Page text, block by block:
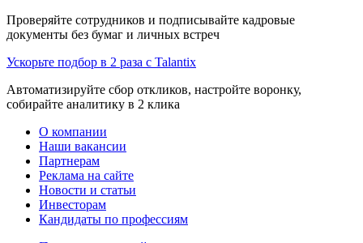
Проверяйте сотрудников и подписывайте кадровые
документы без бумаг и личных встреч
Ускорьте подбор в 2 раза с Talantix
Автоматизируйте сбор откликов, настройте воронку,
собирайте аналитику в 2 клика
О компании
Наши вакансии
Партнерам
Реклама на сайте
Новости и статьи
Инвесторам
Кандидаты по профессиям